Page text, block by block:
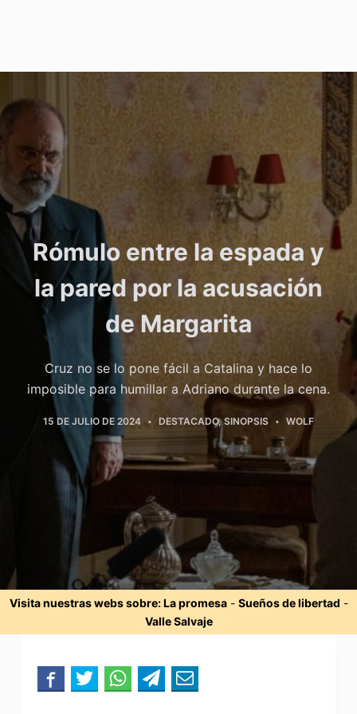
Rómulo entre la espada y
la pared por la acusación
de Margarita
Cruz no se lo pone fácil a Catalina y hace lo
imposible para humillar a Adriano durante la cena.
15 DE JULIO DE 2024 DESTACADO,SINOPSIS WOLF
Visita nuestras webs sobre:La promesa- Sueños de libertad -
Valle Salvaje